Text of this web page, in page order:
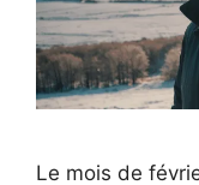
Le mois de